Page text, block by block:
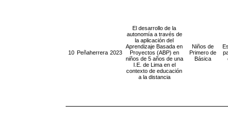
10 Peñaherrera 2023
El desarrollo de la
autonomía a través de
la aplicación del
Aprendizaje Basada en
Proyectos (ABP) en
niños de 5 años de una
I.E. de Lima en el
contexto de educación
a la distancia
Niños de
Primero de
Básica